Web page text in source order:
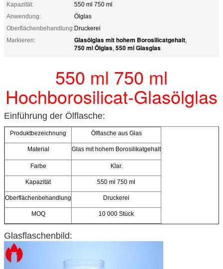
Kapazität:
550 ml 750 ml
Anwendung:
Ölglas
Oberflächenbehandlung:Druckerei
Markieren:
Glasölglas mit hohem Borosilicatgehalt,
750 ml Ölglas, 550 ml Glasglas
550 ml 750 ml
Hochborosilicat-Glasölglas
Einführung der Ölflasche:
Produktbezeichnung Ölflasche aus Glas
Material Glas mit hohem Borosilikatgehalt
Farbe Klar.
Kapazität 550 ml 750 ml
Oberflächenbehandlung Druckerei
MOQ 10 000 Stück
Glasflaschenbild: